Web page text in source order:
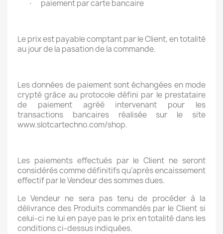
· paiement par carte bancaire
Le prix est payable comptant par le Client, en totalité
au jour de la pasation de la commande.
Les données de paiement sont échangées en mode
crypté grâce au protocole défini par le prestataire
de paiement agréé intervenant pour les
transactions bancaires réalisée sur le site
www.slotcartechno.com/shop.
Les paiements effectués par le Client ne seront
considérés comme définitifs qu'après encaissement
effectif par le Vendeur des sommes dues.
Le Vendeur ne sera pas tenu de procéder à la
délivrance des Produits commandés par le Client si
celui-ci ne lui en paye pas le prix en totalité dans les
conditions ci-dessus indiquées.